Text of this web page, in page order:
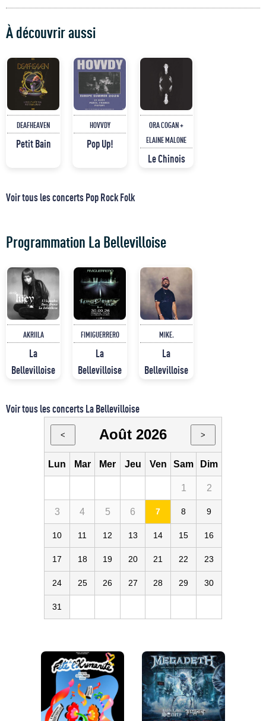
À découvrir aussi
DEAFHEAVEN
Petit Bain
HOVVDY
Pop Up!
ORA COGAN +
ELAINE MALONE
Le Chinois
Voir tous les concerts Pop Rock Folk
Programmation La Bellevilloise
AKRIILA
La
Bellevilloise
FIMIGUERRERO
La
Bellevilloise
MIKE.
La
Bellevilloise
Voir tous les concerts La Bellevilloise
< Août 2026 >
Lun Mar Mer Jeu Ven Sam Dim
1 2
3 4 5 6 7 8 9
10 11 12 13 14 15 16
17 18 19 20 21 22 23
24 25 26 27 28 29 30
31